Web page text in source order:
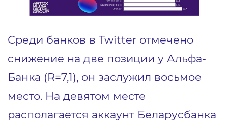
Среди банков в Twitter отмечено
снижение на две позиции у Альфа-
Банка (R=7,1), он заслужил восьмое
место. На девятом месте
располагается аккаунт Беларусбанка